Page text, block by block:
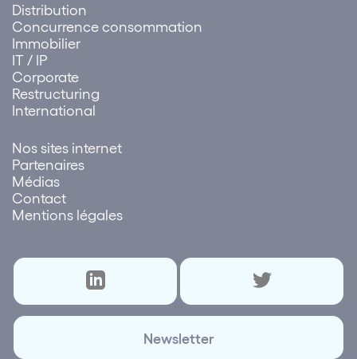
Distribution
Concurrence consommation
Immobilier
IT / IP
Corporate
Restructuring
International
Nos sites internet
Partenaires
Médias
Contact
Mentions légales
Newsletter